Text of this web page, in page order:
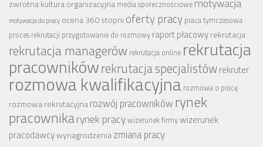
zwrotnakultura organizacyjna media społecznościowe motywacja
motywacja do pracy ocena 360 stopni oferty pracy praca tymczasowa
proces rekrutacji przygotowanie do rozmowy raport płacowyrekrutacja
rekrutacja managerów rekrutacja online rekrutacja
pracownikówrekrutacja specjalistówrekruter
rozmowa kwalifikacyjna rozmowa o pracę
rozmowa rekrutacyjnarozwój pracowników rynek
pracownikarynek pracywizerunek firmywizerunek
pracodawcywynagrodzeniazmiana pracy